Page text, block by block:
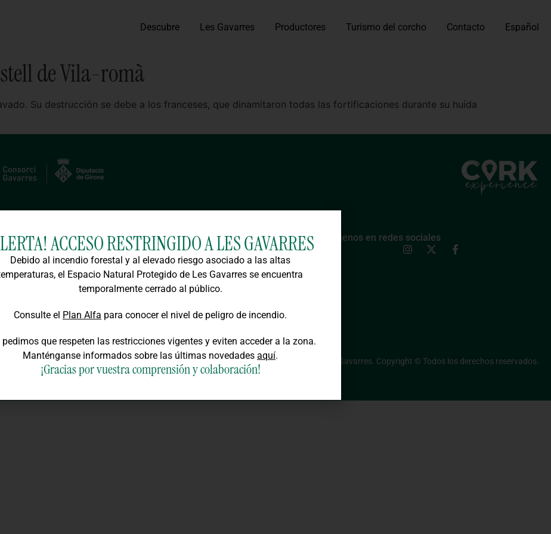
Descubre Les Gavarres Productores Turismo del corcho Contacto Español
de Vila-romà
Su destrucción se debe a los franceses, que dinamitaron todas las fortificaciones durante su huída
protección de datos
Síguenos en redes sociales
Consorci de les Gavarres. Copyright © Todos los derechos reservados.
ACCESO RESTRINGIDO A LES GAVARRES
Debido al incendio forestal y al elevado riesgo asociado a las altas
el Espacio Natural Protegido de Les Gavarres se encuentra
temporalmente cerrado al público.
Consulte el Plan Alfa para conocer el nivel de peligro de incendio.
pedimos que respeten las restricciones vigentes y eviten acceder a la zona.
Manténganse informados sobre las últimas novedades aquí.
¡Gracias por vuestra comprensión y colaboración!